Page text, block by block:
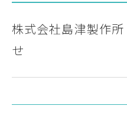
株式会社島津製作
せ